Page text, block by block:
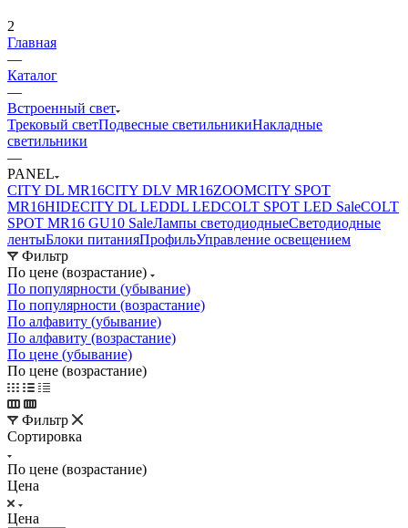
2
Главная
—
Каталог
—
Встроенный свет
Трековый светПодвесные светильникиНакладные
светильники
—
PANEL
CITY DL MR16CITY DLV MR16ZOOMCITY SPOT
MR16HIDECITY DL LEDDL LEDCOLT SPOT LED SaleCOLT
SPOT MR16 GU10 SaleЛампы светодиодныеСветодиодные
лентыБлоки питанияПрофильУправление освещением
Фильтр
По цене (возрастание)
По популярности (убывание)
По популярности (возрастание)
По алфавиту (убывание)
По алфавиту (возрастание)
По цене (убывание)
По цене (возрастание)
Фильтр
Сортировка
По цене (возрастание)
Цена
Цена